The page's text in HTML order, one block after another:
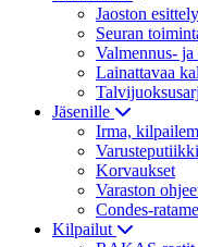
Jaoston esittely
Seuran
Valmennus-
Lainattavaa
Jäsenille
Irma,
Varusteputiikki
Korvaukset
Varaston
Condes-
Kilpailut